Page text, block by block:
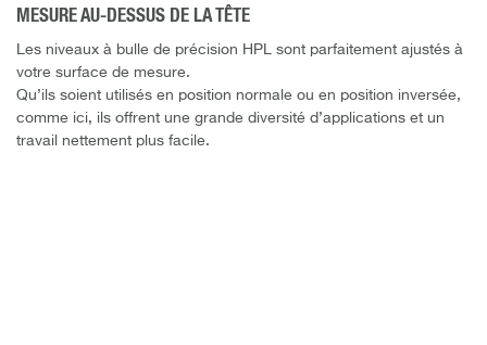
MESURE AU-DESSUS DE LA TÊTE
Les niveaux à bulle de précision HPL sont parfaitement ajustés à
votre surface de mesure.
Qu’ils soient utilisés en position normale ou en position inversée,
comme ici, ils offrent une grande diversité d’applications et un
travail nettement plus facile.